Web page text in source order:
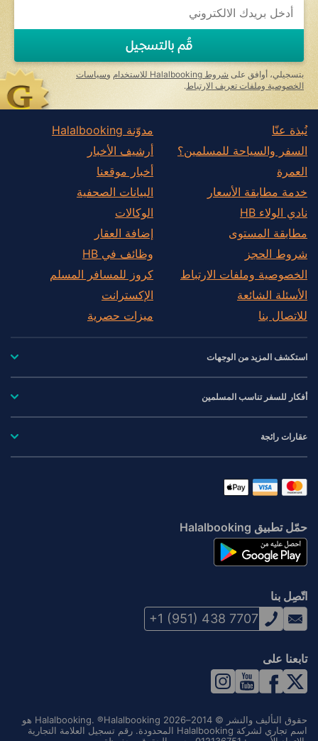
قُم بالتسجيل
بتسجيلي، أوافق على شروط Halalbooking للاستخدام وسياسات
الخصوصية وملفات تعريف الارتباط .
نُبذة عنّا
السفر والسياحة للمسلمين؟
العمرة
خدمة مطابقة الأسعار
نادي الولاء HB
مطابقة المستوى
شروط الحجز
الخصوصية وملفات الارتباط
الأسئلة الشائعة
للاتصال بنا
مدوّنة Halalbooking
أرشيف الأخبار
أخبار موقعنا
البيانات الصحفية
الوكالات
إضافة العقار
وظائف في HB
كروز للمسافر المسلم
الإكسترانت
ميزات حصرية
استكشف المزيد من الوجهات
أفكار للسفر تناسب المسلمين
عقارات رائجة
حمّل تطبيق Halalbooking
اتّصِل بنا
+1 (951) 438 7707
تابعنا على
حقوق التأليف والنشر © 2014–2026 Halalbooking. ®Halalbooking هو
اسم تجاري لشركة Halalbooking المحدودة. رقم تسجيل العلامة التجارية